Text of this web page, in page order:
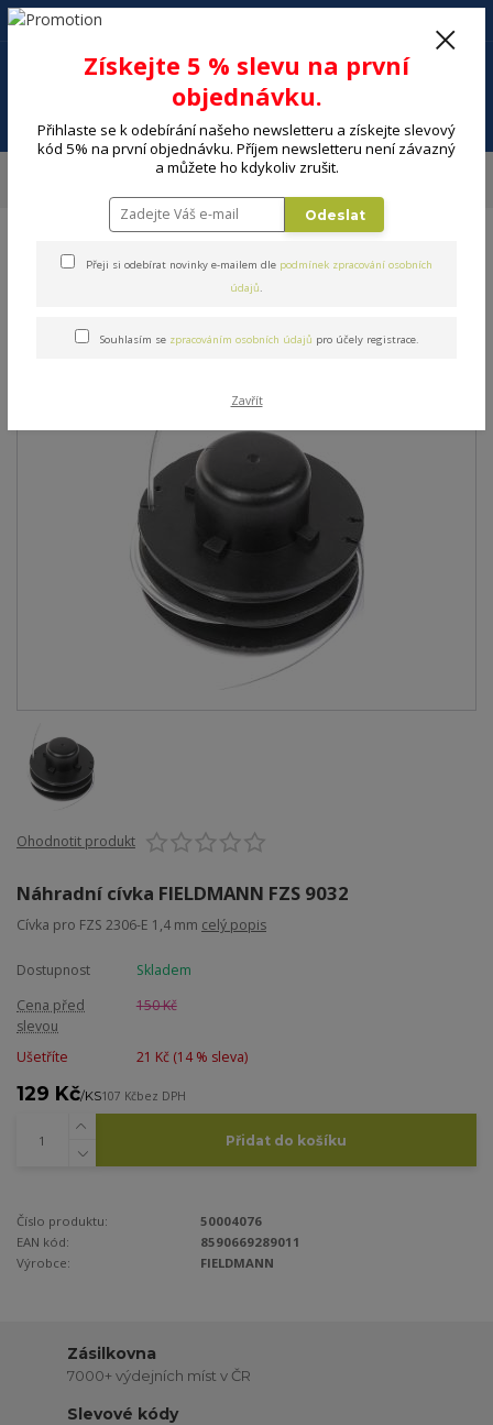
+420 602 494 600
DÍLNA A ZAHRADA Zahradní sekačky, nůžky, stroje
Náhradní cívka FIELDMANN
Ohodnotit produkt
Náhradní cívka FIELDMANN FZS 9032
Cívka pro FZS 2306-E 1,4 mm celý popis
Dostupnost
Skladem
Cena před
slevou
150 Kč
Ušetříte 21 Kč (14% sleva)
129 Kč/KS107 Kčbez DPH
Přidat do košíku
Číslo produktu:
50004076
EAN kód:
8590669289011
Výrobce:
FIELDMANN
Zásilkovna
7000+ výdejních míst v ČR
Slevové kódy
Získejte 5 % slevu na první
objednávku.
Přihlaste se k odebírání našeho newsletteru a získejte slevový
kód 5% na první objednávku. Příjem newsletteru není závazný
a můžete ho kdykoliv zrušit.
Odeslat
Přeji si odebírat novinky e-mailem dle podmínek zpracování osobních
údajů.
Souhlasím se zpracováním osobních údajů pro účely registrace.
Zavřít